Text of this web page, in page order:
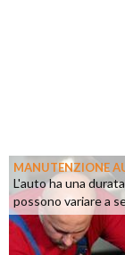
MANUTENZIONE
L'auto ha una
possono variare a